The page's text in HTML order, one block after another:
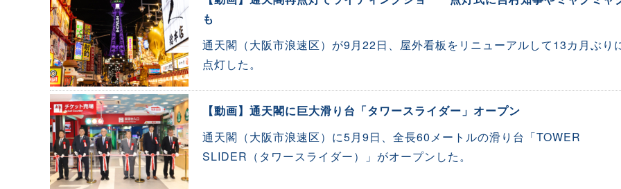
も
通天閣（大阪市浪速区）が9月22日、屋外看板をリニューアルして13カ月ぶり
点灯した。
【動画】通天閣に巨大滑り台「タワースライダー」オープン
通天閣（大阪市浪速区）に5月9日、全長60メートルの滑り台「TOWER
SLIDER（タワースライダー）」がオープンした。